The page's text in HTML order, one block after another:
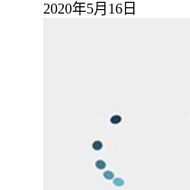
2020年5月16日